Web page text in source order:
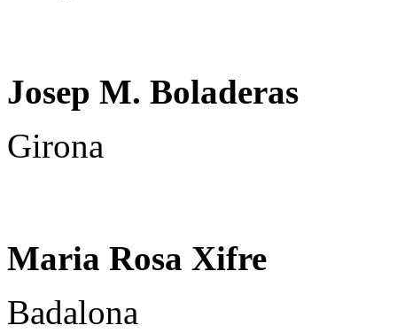
Josep M. Boladeras
Girona
Maria Rosa Xifre
Badalona